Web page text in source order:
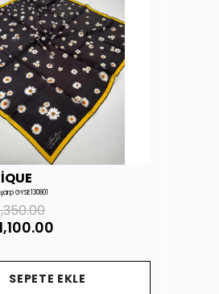
GYSE130801
SEPETE EKLE